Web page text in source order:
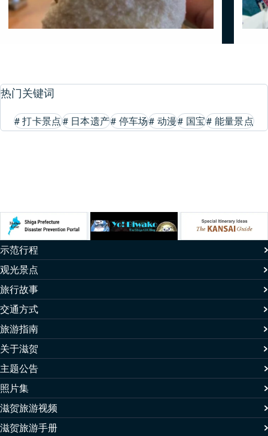
热门关键词
打卡景点
# 日本遗产
# 停车场
# 动漫
# 国宝
# 能量景点
#
示范行程
观光景点
旅行故事
交通方式
旅游指南
关于滋贺
主题公告
照片集
滋贺旅游视频
滋贺旅游手册